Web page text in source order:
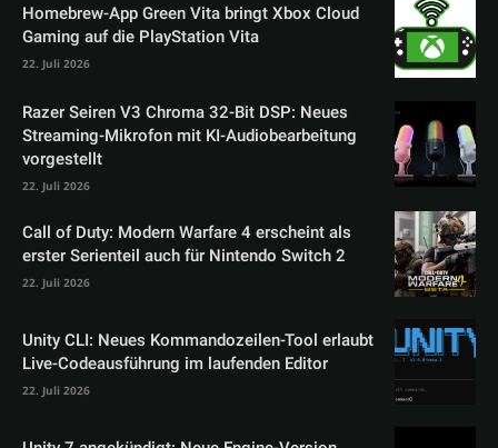
Homebrew-App Green Vita bringt Xbox Cloud
Gaming auf die PlayStation Vita
22. Juli 2026
Razer Seiren V3 Chroma 32-Bit DSP: Neues
Streaming-Mikrofon mit KI-Audiobearbeitung
vorgestellt
22. Juli 2026
Call of Duty: Modern Warfare 4 erscheint als
erster Serienteil auch für Nintendo Switch 2
22. Juli 2026
Unity CLI: Neues Kommandozeilen-Tool erlaubt
Live-Codeausführung im laufenden Editor
22. Juli 2026